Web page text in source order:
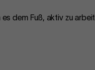
dem Fuß, aktiv zu